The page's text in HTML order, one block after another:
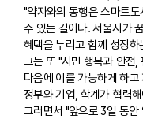
"약자와의 동행은 스마트
수 있는 길이다. 서울시가
혜택을 누리고 함께 성장
그는 또 "시민 행복과 안전,
다음에 이를 가능하게 하
정부와 기업, 학계가 협력
그러면서 "앞으로 3일 동